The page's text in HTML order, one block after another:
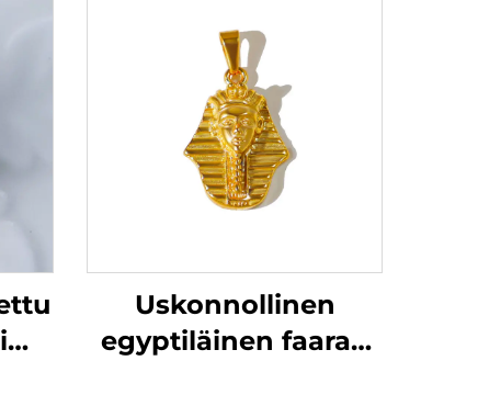
Uskonnollinen
egyptiläinen faarao